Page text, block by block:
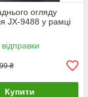
огляду
JX-9488 у рамці
₴
Купити